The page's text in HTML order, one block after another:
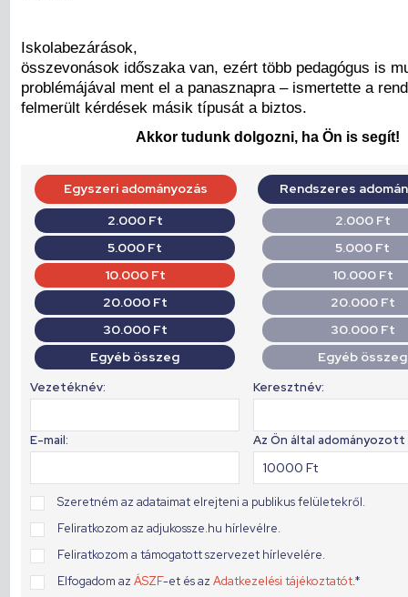
Iskolabezárások,
összevonások időszaka van, ezért több pedagógus is
problémájával ment el a panasznapra – ismertette a
felmerült kérdések másik típusát a biztos.
Akkor tudunk dolgozni, ha Ön is segít!